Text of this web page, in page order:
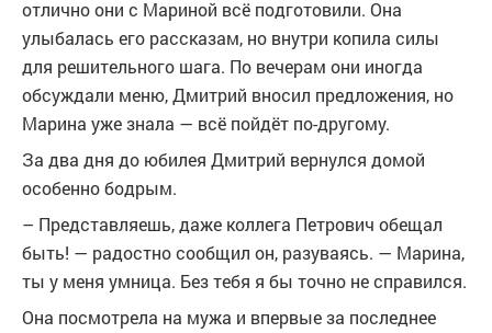
отлично они с Мариной всё подготовили. Она
улыбалась его рассказам, но внутри копила силы
для решительного шага. По вечерам они иногда
обсуждали меню, Дмитрий вносил предложения, но
Марина уже знала — всё пойдёт по-другому.
За два дня до юбилея Дмитрий вернулся домой
особенно бодрым.
– Представляешь, даже коллега Петрович обещал
быть! — радостно сообщил он, разуваясь. — Марина,
ты у меня умница. Без тебя я бы точно не справился.
Она посмотрела на мужа и впервые за последнее